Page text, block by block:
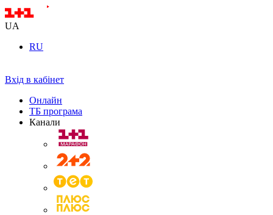
UA
RU
Вхід в кабінет
Онлайн
ТБ програма
Канали